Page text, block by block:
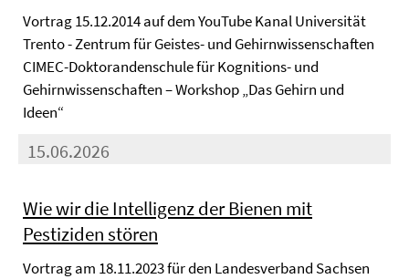
Vortrag 15.12.2014 auf dem YouTube Kanal Universität
Trento - Zentrum für Geistes- und Gehirnwissenschaften
CIMEC-Doktorandenschule für Kognitions- und
Gehirnwissenschaften – Workshop „Das Gehirn und
Ideen“
15.06.2026
Wie wir die Intelligenz der Bienen mit
Pestiziden stören
Vortrag am 18.11.2023 für den Landesverband Sachsen